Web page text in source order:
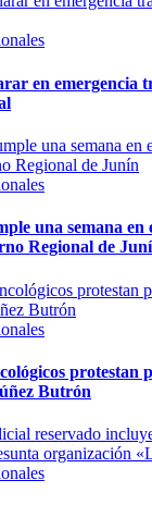
en emergencia
una semana en
Regional de
protestan
Butrón